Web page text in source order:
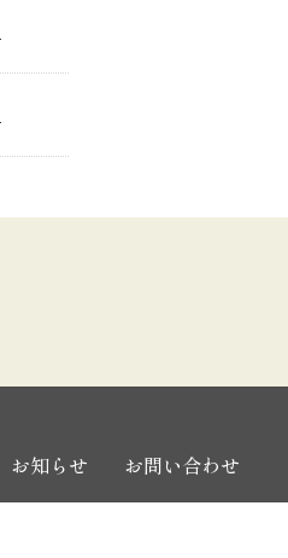
お知らせ お問い合わせ